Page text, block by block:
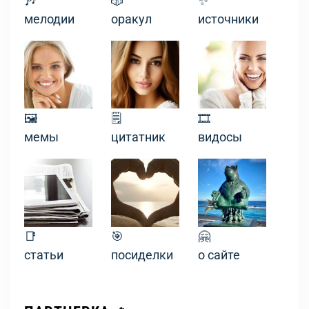
мелодии
оракул
источники
🖼
мемы
🗒
цитатник
🎞
видосы
📑
статьи
🎯
посиделки
🤗
о сайте